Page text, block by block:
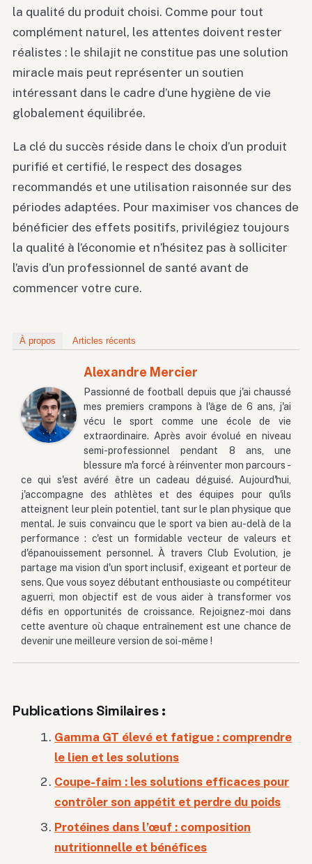
la qualité du produit choisi. Comme pour tout
complément naturel, les attentes doivent rester
réalistes : le shilajit ne constitue pas une solution
miracle mais peut représenter un soutien
intéressant dans le cadre d’une hygiène de vie
globalement équilibrée.
La clé du succès réside dans le choix d’un produit
purifié et certifié, le respect des dosages
recommandés et une utilisation raisonnée sur des
périodes adaptées. Pour maximiser vos chances de
bénéficier des effets positifs, privilégiez toujours
la qualité à l’économie et n’hésitez pas à solliciter
l’avis d’un professionnel de santé avant de
commencer votre cure.
À propos Articles récents
Alexandre Mercier
Passionné de football depuis que j'ai chaussé
mes premiers crampons à l'âge de 6 ans, j'ai
vécu le sport comme une école de vie
extraordinaire. Après avoir évolué en niveau
semi-professionnel pendant 8 ans, une
blessure m'a forcé à réinventer mon parcours -
ce qui s'est avéré être un cadeau déguisé. Aujourd'hui,
j'accompagne des athlètes et des équipes pour qu'ils
atteignent leur plein potentiel, tant sur le plan physique que
mental. Je suis convaincu que le sport va bien au-delà de la
performance : c'est un formidable vecteur de valeurs et
d'épanouissement personnel. À travers Club Evolution, je
partage ma vision d'un sport inclusif, exigeant et porteur de
sens. Que vous soyez débutant enthousiaste ou compétiteur
aguerri, mon objectif est de vous aider à transformer vos
défis en opportunités de croissance. Rejoignez-moi dans
cette aventure où chaque entraînement est une chance de
devenir une meilleure version de soi-même !
Publications Similaires :
Gamma GT élevé et fatigue : comprendre
le lien et les solutions
Coupe-faim : les solutions efficaces pour
contrôler son appétit et perdre du poids
Protéines dans l’œuf : composition
nutritionnelle et bénéfices